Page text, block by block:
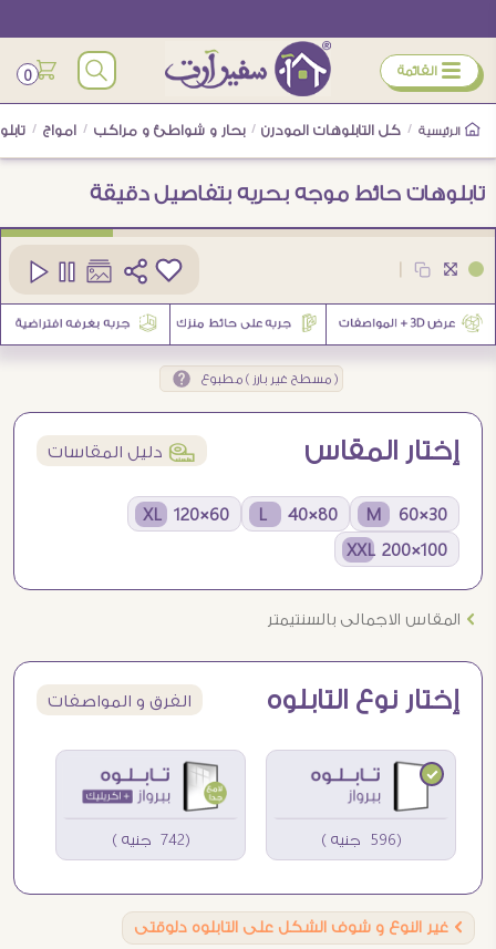
ÿ القائمة 0
الرئيسية / كل التابلوهات المودرن / بحار و شواطئ و مراكب / امواج /
تابلوهات حائط موجه بحريه بتفاصيل دقيقة
( مسطح غير بارز ) مطبوع
إختار المقاس í دليل المقاسات
30×60 M
80×40 L
60×120 XL
100×200 XXL
Ö المقاس الاجمالى بالسنتيمتر
إختار نوع التابلوه الفرق و المواصفات
(596 جنيه ) (742 جنيه )
Ö غير النوع و شوف الشكل على التابلوه دلوقتى